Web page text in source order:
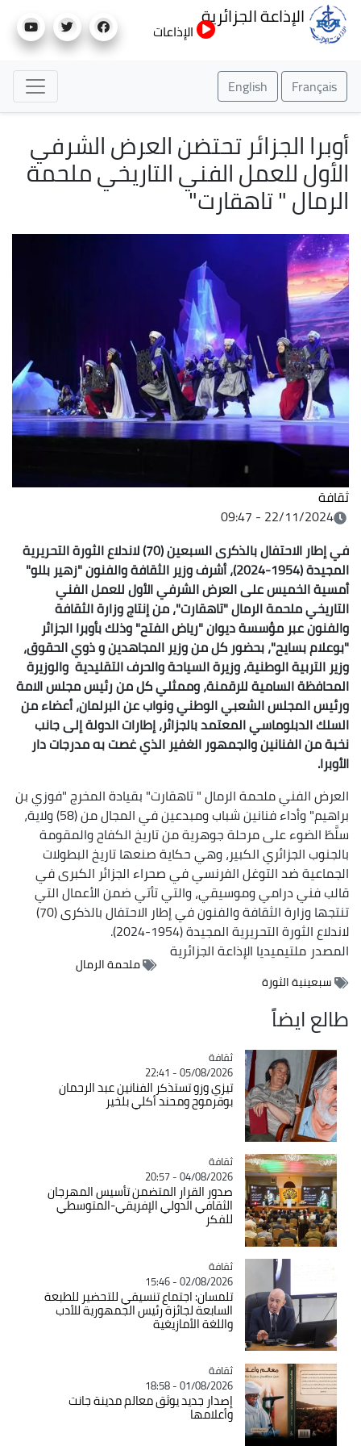
إلى
الإذاعة الجزائرية
الإذاعات
Français
English
أوبرا الجزائر تحتضن العرض الشرفي
الأول للعمل الفني التاريخي ملحمة
الرمال " تاهقارت"
ثقافة
22/11/2024 - 09:47
في إطار الاحتفال بالذكرى السبعين (70) لاندلاع الثورة التحريرية
المجيدة (1954-2024)، أشرف وزير الثقافة والفنون "زهير بللو"
أمسية الخميس على العرض الشرفي الأول للعمل الفني
التاريخي ملحمة الرمال "تاهقارت"، من إنتاج وزارة الثقافة
والفنون عبر مؤسسة ديوان "رياض الفتح" وذلك بأوبرا الجزائر
"بوعلام بسايح"، بحضور كل من وزير المجاهدين و ذوي الحقوق،
وزير التربية الوطنية، وزيرة السياحة والحرف التقليدية والوزيرة
المحافظة السامية للرقمنة، وممثلي كل من رئيس مجلس الامة
ورئيس المجلس الشعبي الوطني ونواب عن البرلمان، أعضاء من
السلك الدبلوماسي المعتمد بالجزائر، إطارات الدولة إلى جانب
نخبة من الفنانين والجمهور الغفير الذي غصت به مدرجات دار
الأوبرا.
العرض الفني ملحمة الرمال " تاهقارت" بقيادة المخرج "فوزي بن
براهيم" وأداء فنانين شباب ومبدعين في المجال من (58) ولاية،
سلَّطَ الضوء على مرحلة جوهرية من تاريخ الكفاح والمقومة
بالجنوب الجزائري الكبير، وهي حكاية صنعها تاريخ البطولات
الجماعية ضد التوغل الفرنسي في صحراء الجزائر الكبرى في
قالب فني درامي وموسيقي، والتي تأتي ضمن الأعمال التي
تنتجها وزارة الثقافة والفنون في إطار الاحتفال بالذكرى (70)
لاندلاع الثورة التحريرية المجيدة (1954-2024).
المصدرملتيميديا الإذاعة الجزائرية
ملحمة الرمال
سبعينية الثورة
طالع ايضاً
Catégorie
ثقافة
05/08/2026 - 22:41
تيزي وزو تستذكر الفنانين عبد الرحمان
بوقرموح ومحند أكلي بلخير
Catégorie
ثقافة
04/08/2026 - 20:57
صدور القرار المتضمن تأسيس المهرجان
الثقافي الدولي الإفريقي-المتوسطي
للفكر
Catégorie
ثقافة
02/08/2026 - 15:46
تلمسان: اجتماع تنسيقي للتحضير للطبعة
السابعة لجائزة رئيس الجمهورية للأدب
واللغة الأمازيغية
Catégorie
ثقافة
01/08/2026 - 18:58
إصدار جديد يوثق معالم مدينة جانت
وأعلامها